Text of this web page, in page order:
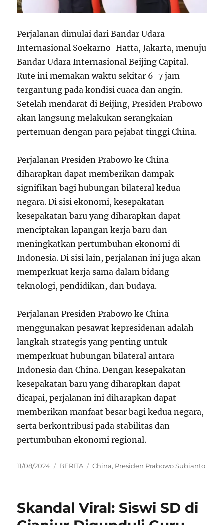
Perjalanan dimulai dari Bandar Udara
Internasional Soekarno-Hatta, Jakarta, menuju
Bandar Udara Internasional Beijing Capital.
Rute ini memakan waktu sekitar 6-7 jam
tergantung pada kondisi cuaca dan angin.
Setelah mendarat di Beijing, Presiden Prabowo
akan langsung melakukan serangkaian
pertemuan dengan para pejabat tinggi China.
Perjalanan Presiden Prabowo ke China
diharapkan dapat memberikan dampak
signifikan bagi hubungan bilateral kedua
negara. Di sisi ekonomi, kesepakatan-
kesepakatan baru yang diharapkan dapat
menciptakan lapangan kerja baru dan
meningkatkan pertumbuhan ekonomi di
Indonesia. Di sisi lain, perjalanan ini juga akan
memperkuat kerja sama dalam bidang
teknologi, pendidikan, dan budaya.
Perjalanan Presiden Prabowo ke China
menggunakan pesawat kepresidenan adalah
langkah strategis yang penting untuk
memperkuat hubungan bilateral antara
Indonesia dan China. Dengan kesepakatan-
kesepakatan baru yang diharapkan dapat
dicapai, perjalanan ini diharapkan dapat
memberikan manfaat besar bagi kedua negara,
serta berkontribusi pada stabilitas dan
pertumbuhan ekonomi regional.
Posted
11/08/2024 Categories
BERITA Tags
China, Presiden Prabowo Subianto
Skandal Viral: Siswi SD di